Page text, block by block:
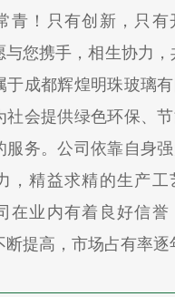
青！只有创新，只有
与您携手，相生协力，
于成都辉煌明珠玻璃
社会提供绿色环保、
服务。公司依靠自身
，精益求精的生产工
在业内有着良好信誉
提高，市场占有率逐